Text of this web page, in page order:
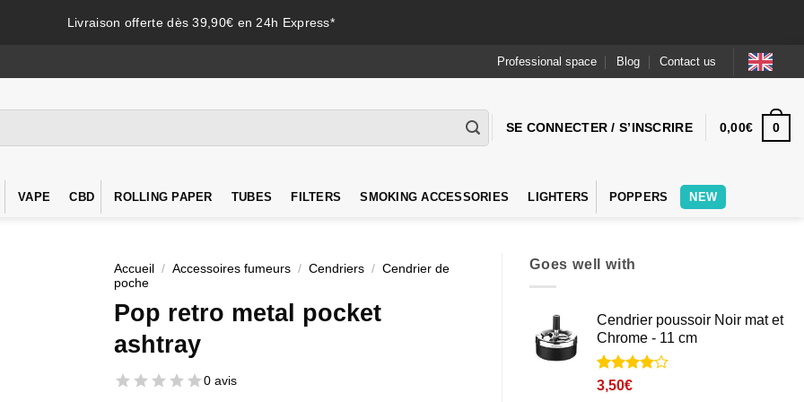
Livraison offerte dès 39,90€ en 24h Express*
Professional space Blog Contact us
SE CONNECTER / S’INSCRIRE 0,00€ 0
VAPE CBD ROLLING PAPER TUBES FILTERS SMOKING ACCESSORIES LIGHTERS POPPERS NEW
Accueil / Accessoires fumeurs / Cendriers / Cendrier de
poche
Pop retro metal pocket
ashtray
0 avis
Goes well with
Cendrier poussoir Noir mat et
Chrome - 11 cm
Noté4
sur 5
2
3,50€